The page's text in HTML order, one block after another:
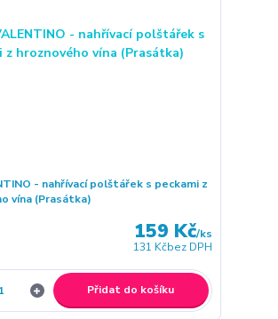
- nahřívací polštářek s peckami z
vína (Prasátka)
159 Kč/ks
131 Kčbez DPH
Přidat do košíku